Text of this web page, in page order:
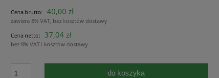
Cena brutto: 40,00 zł
zawiera 8% VAT, bez kosztów dostawy
Cena netto:
37,04 zł
bez 8% VAT i kosztów dostawy
do koszyka